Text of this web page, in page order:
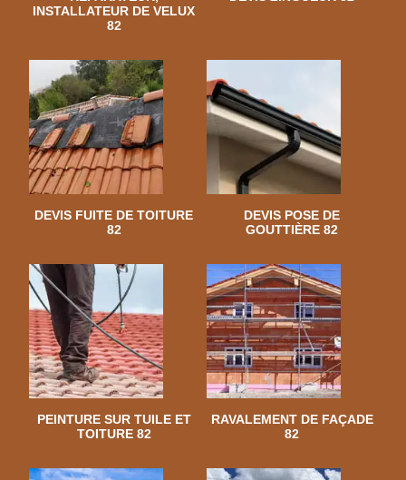
INSTALLATEUR DE VELUX
82
DEVIS FUITE DE TOITURE
82
DEVIS POSE DE
GOUTTIÈRE 82
PEINTURE SUR TUILE ET
TOITURE 82
RAVALEMENT DE FAÇADE
82